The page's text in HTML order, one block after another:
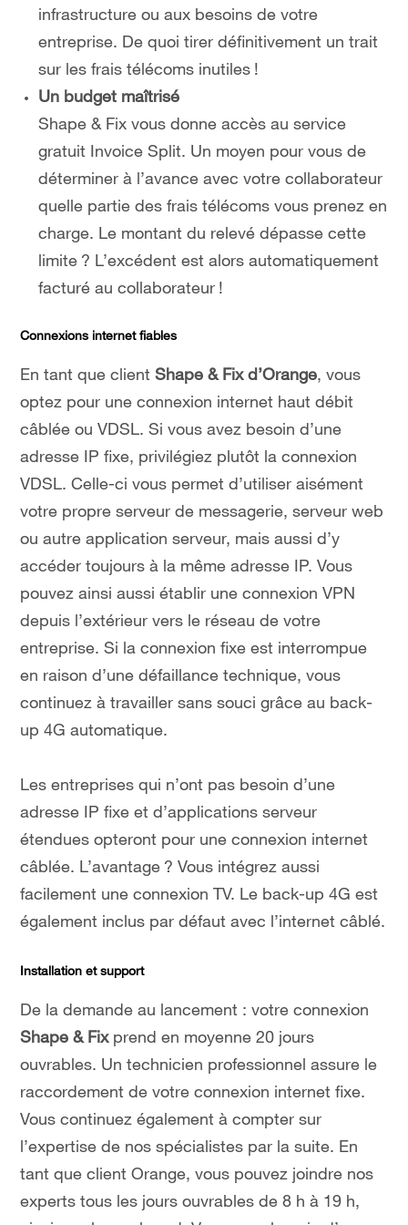
infrastructure ou aux besoins de votre
entreprise. De quoi tirer définitivement un trait
sur les frais télécoms inutiles !
Un budget maîtrisé
Shape & Fix vous donne accès au service
gratuit Invoice Split. Un moyen pour vous de
déterminer à l’avance avec votre collaborateur
quelle partie des frais télécoms vous prenez en
charge. Le montant du relevé dépasse cette
limite ? L’excédent est alors automatiquement
facturé au collaborateur !
Connexions internet fiables
En tant que clientShape & Fix d’Orange, vous
optez pour une connexion internet haut débit
câblée ou VDSL. Si vous avez besoin d’une
adresse IP fixe, privilégiez plutôt la connexion
VDSL. Celle-ci vous permet d’utiliser aisément
votre propre serveur de messagerie, serveur web
ou autre application serveur, mais aussi d’y
accéder toujours à la même adresse IP. Vous
pouvez ainsi aussi établir une connexion VPN
depuis l’extérieur vers le réseau de votre
entreprise. Si la connexion fixe est interrompue
en raison d’une défaillance technique, vous
continuez à travailler sans souci grâce au back-
up 4G automatique.
Les entreprises qui n’ont pas besoin d’une
adresse IP fixe et d’applications serveur
étendues opteront pour une connexion internet
câblée. L’avantage ? Vous intégrez aussi
facilement une connexion TV. Le back-up 4G est
également inclus par défaut avec l’internet câblé.
Installation et support
De la demande au lancement : votre connexion
Shape & Fixprend en moyenne 20 jours
ouvrables. Un technicien professionnel assure le
raccordement de votre connexion internet fixe.
Vous continuez également à compter sur
l’expertise de nos spécialistes par la suite. En
tant que client Orange, vous pouvez joindre nos
experts tous les jours ouvrables de 8 h à 19 h,